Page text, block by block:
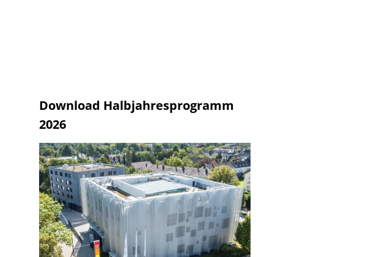
Download Halbjahresprogramm
2026